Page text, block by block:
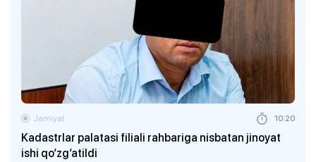
Kadastrlar palatasi filiali rahbariga nisbatan jinoyat
ishi qo‘zg‘atildi
Jamiyat 10:20